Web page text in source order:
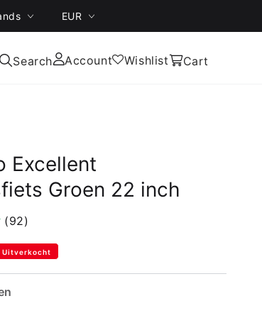
EUR
Search Inloggen
Account WishlistWinkelwagen
Cart
Excellent
Groen 22 inch
(92)
Uitverkocht